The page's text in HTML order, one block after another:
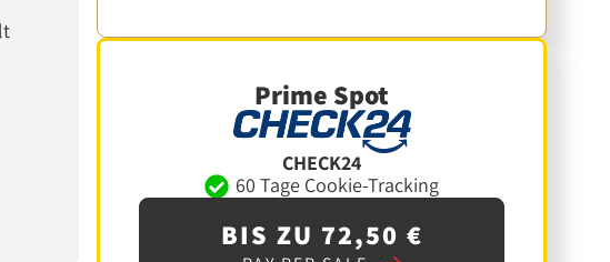
Prime Spot
CHECK24
60 Tage Cookie-Tracking
BIS ZU 72,50 €